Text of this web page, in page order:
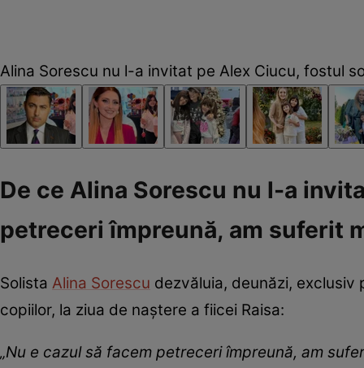
Alina Sorescu nu l-a invitat pe Alex Ciucu, fostul
De ce Alina Sorescu nu l-a
petreceri împreună, am suferit
Solista Alina Sorescu dezvăluia, deunăzi, exclusiv
copiilor, la ziua de naștere a fiicei Raisa:
„Nu e cazul să facem petreceri împreună, am